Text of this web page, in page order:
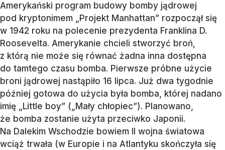
Amerykański program budowy bomby jądrowej
pod kryptonimem „Projekt Manhattan” rozpoczął się
w 1942 roku na polecenie prezydenta Franklina D.
Roosevelta. Amerykanie chcieli stworzyć broń,
z którą nie może się równać żadna inna dostępna
do tamtego czasu bomba. Pierwsze próbne użycie
broni jądrowej nastąpiło 16 lipca. Już dwa tygodnie
później gotowa do użycia była bomba, której nadano
imię „Little boy” („Mały chłopiec”). Planowano,
że bomba zostanie użyta przeciwko Japonii.
Na Dalekim Wschodzie bowiem II wojna światowa
wciąż trwała (w Europie i na Atlantyku skończyła się